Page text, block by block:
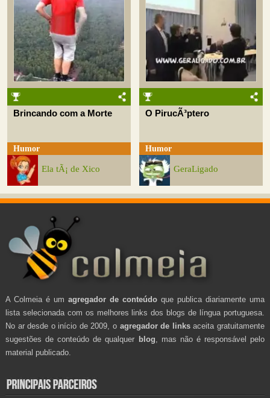
Brincando com a Morte
Humor
Ela tÃ¡ de Xico
O PirucÃ³ptero
Humor
GeraLigado
A Colmeia é um agregador de conteúdo que publica diariamente uma
lista selecionada com os melhores links dos blogs de língua portuguesa.
No ar desde o início de 2009, o agregador de linksaceita gratuitamente
sugestões de conteúdo de qualquer blog , mas não é responsável pelo
material publicado.